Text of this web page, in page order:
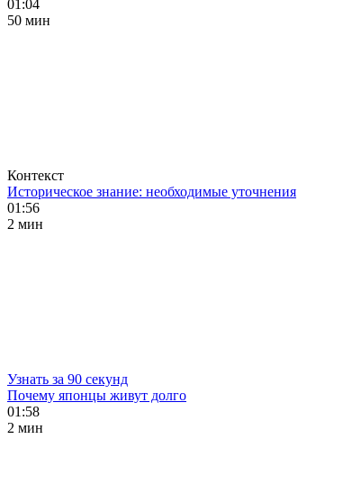
01:04
50 мин
Контекст
Историческое знание: необходимые уточнения
01:56
2 мин
Узнать за 90 секунд
Почему японцы живут долго
01:58
2 мин